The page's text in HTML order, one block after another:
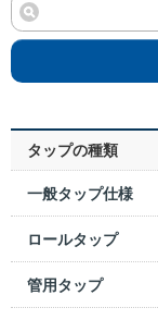
タップの種類
一般タップ仕様
ロールタップ
管用タップ